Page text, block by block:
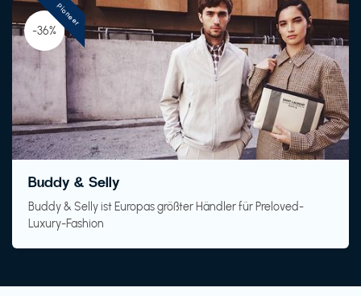
-36%
Buddy & Selly
Buddy & Selly ist Europas größter Händler für Preloved-
Luxury-Fashion
Pioneer